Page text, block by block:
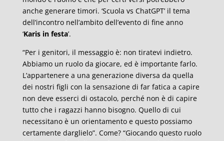
anche generare timori. ‘Scuola vs ChatGPT’ il tema
dell’incontro nell’ambito dell’evento di fine anno
‘Karis in festa’.
“Per i genitori, il messaggio è: non tiratevi indietro.
Abbiamo un ruolo da giocare, ed è importante farlo.
L’appartenere a una generazione diversa da quella
dei nostri figli con la sensazione di far fatica a capire
non deve esserci di ostacolo, perché non è di capire
tutto che i ragazzi hanno bisogno. Quello di cui
necessitano è un orientamento e questo possiamo
certamente darglielo”. Come? “Giocando questo ruolo